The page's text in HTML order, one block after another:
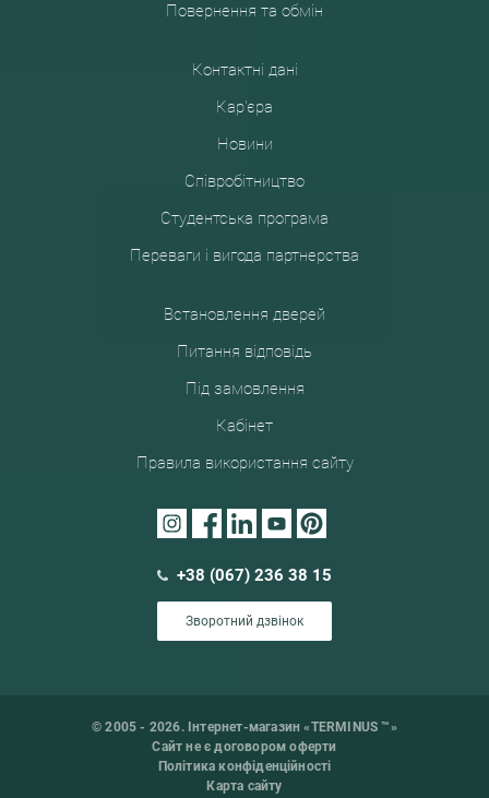
Повернення та обмін
Контактні дані
Кар'єра
Новини
Співробітництво
Студентська програма
Переваги і вигода партнерства
Встановлення дверей
Питання відповідь
Під замовлення
Кабінет
Правила використання сайту
+38 (067) 236 38 15
Зворотний дзвінок
© 2005 - 2026. Інтернет-магазин «TERMINUS ™»
Сайт не є договором оферти
Політика конфіденційності
Карта сайту